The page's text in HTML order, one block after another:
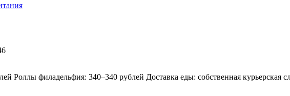
Роллы филадельфия: 340–340 рублей Доставка еды: собственная